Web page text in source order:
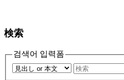
検索
검색어 입력폼